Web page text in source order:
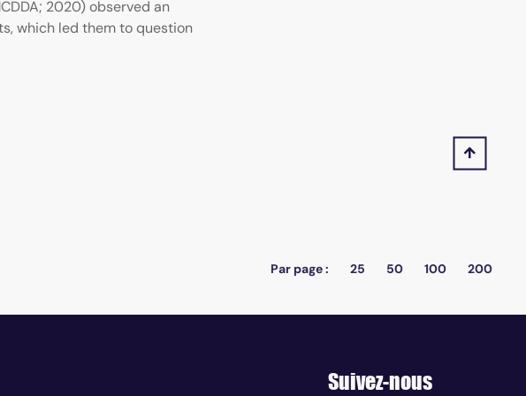
2020) observed an
which led them to question
Par page : 25 50 100 200
Suivez-nous